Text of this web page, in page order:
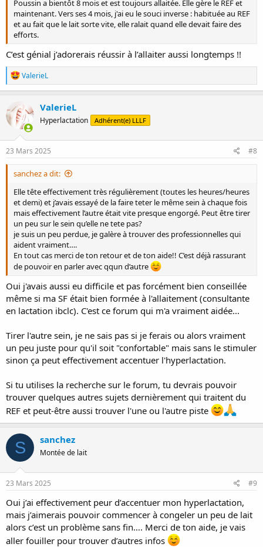
Poussin a bientôt 8 mois et est toujours allaitée. Elle gère le REF et
maintenant. Vers ses 4 mois, j'ai eu le souci inverse : habituée au REF
et au fait que le lait sorte vite, elle ralait quand elle devait faire des
efforts.
C’est génial j’adorerais réussir à l’allaiter aussi longtemps !!
R
é
a
t
i
o
n
s
ValerieL
ValerieL
Hyperlactation Adhérent(e) LLLF
23 Mars 2025 #8
sanchez a dit:
Elle tête effectivement très régulièrement (toutes les heures/heures
et demi) et j’avais essayé de la faire teter le même sein à chaque fois
mais effectivement l’autre était vite presque engorgé. Peut être tirer
un peu sur le sein qu’elle ne tete pas?
je suis un peu perdue, je galère à trouver des professionnelles qui
aident vraiment….
En tout cas merci de ton retour et de ton aide!! C’est déjà rassurant
de pouvoir en parler avec qqun d’autre
Oui j'avais aussi eu difficile et pas forcément bien conseillée
même si ma SF était bien formée à l'allaitement (consultante
en lactation ibclc). C'est ce forum qui m'a vraiment aidée...
Tirer l'autre sein, je ne sais pas si je ferais ou alors vraiment
un peu juste pour qu'il soit "confortable" mais sans le stimuler
sinon ça peut effectivement accentuer l'hyperlactation.
Si tu utilises la recherche sur le forum, tu devrais pouvoir
trouver quelques autres sujets dernièrement qui traitent du
REF et peut-être aussi trouver l'une ou l'autre piste
S sanchez
Montée de lait
23 Mars 2025 #9
Oui j’ai effectivement peur d’accentuer mon hyperlactation,
mais j’aimerais pouvoir commencer à congeler un peu de lait
alors c’est un problème sans fin…. Merci de ton aide, je vais
aller fouiller pour trouver d’autres infos